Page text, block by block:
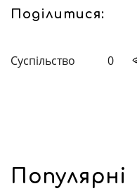
Поділитися:
Суспільство 0
Популярні